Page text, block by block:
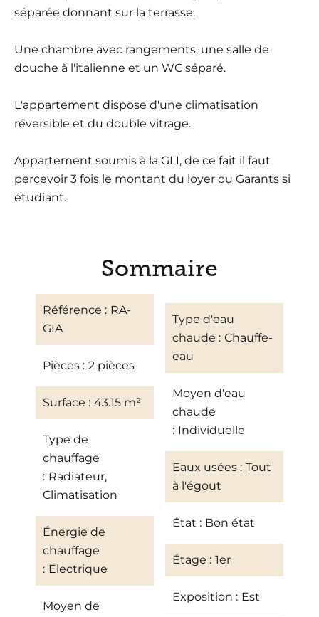
séparée donnant sur la terrasse.
Une chambre avec rangements, une salle de
douche à l'italienne et un WC séparé.
L'appartement dispose d'une climatisation
réversible et du double vitrage.
Appartement soumis à la GLI, de ce fait il faut
percevoir 3 fois le montant du loyer ou Garants si
étudiant.
Sommaire
Référence
RA-
GIA
Pièces 2 pièces
Surface 43.15 m²
Type de
chauffage
Radiateur,
Climatisation
Énergie de
chauffage
Electrique
Moyen de
Type d'eau
chaude
Chauffe-
eau
Moyen d'eau
chaude
Individuelle
Eaux usées
Tout
à l'égout
État Bon état
Étage 1er
Exposition Est